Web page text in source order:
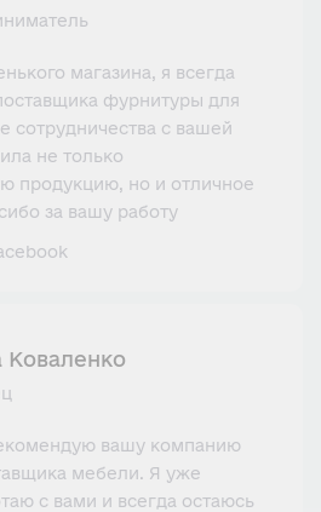
магазина, я всегда
фурнитуры для
сотрудничества с вашей
не только
продукцию, но и отличное
за вашу работу
Коваленко
вашу компанию
мебели. Я уже
с вами и всегда остаюсь